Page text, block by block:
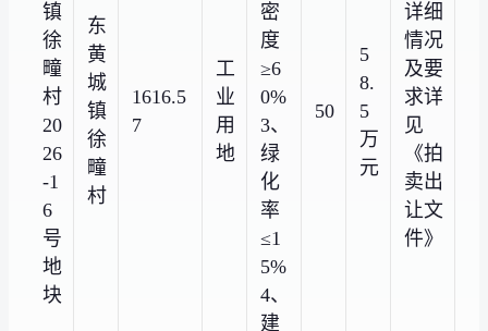
镇
徐
疃
村
20
26
-1
6
号
地
块
东
黄
城
镇
徐
疃
村
1616.5
7
工
业
用
地
密
度
≥6
0%
3、
绿
化
率
≤1
5%
4、
建
50
5
8.
5
万
元
详细
情况
及要
求详
见
《拍
卖出
让文
件》